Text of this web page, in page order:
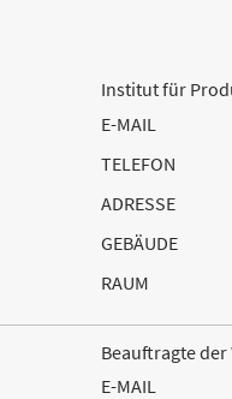
Institut für
E-MAIL
TELEFON
ADRESSE
GEBÄUDE
RAUM
Beauftragte
E-MAIL